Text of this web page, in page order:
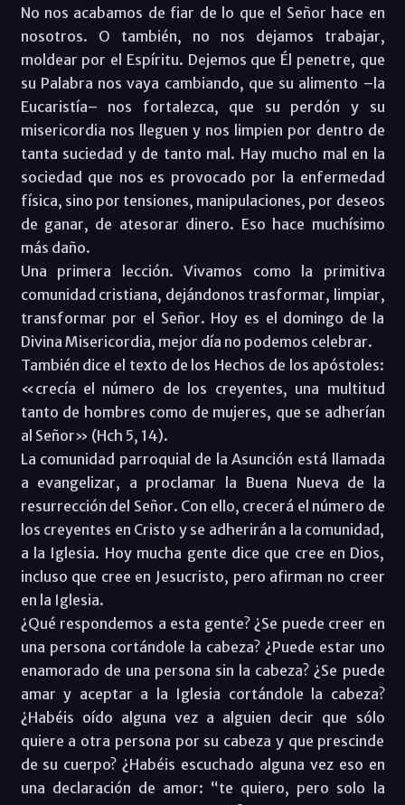
No nos acabamos de fiar de lo que el Señor hace en
nosotros. O también, no nos dejamos trabajar,
moldear por el Espíritu. Dejemos que Él penetre, que
su Palabra nos vaya cambiando, que su alimento –la
Eucaristía– nos fortalezca, que su perdón y su
misericordia nos lleguen y nos limpien por dentro de
tanta suciedad y de tanto mal. Hay mucho mal en la
sociedad que nos es provocado por la enfermedad
física, sino por tensiones, manipulaciones, por deseos
de ganar, de atesorar dinero. Eso hace muchísimo
más daño.
Una primera lección. Vivamos como la primitiva
comunidad cristiana, dejándonos trasformar, limpiar,
transformar por el Señor. Hoy es el domingo de la
Divina Misericordia, mejor día no podemos celebrar.
También dice el texto de los Hechos de los apóstoles:
«crecía el número de los creyentes, una multitud
tanto de hombres como de mujeres, que se adherían
al Señor» (Hch 5, 14).
La comunidad parroquial de la Asunción está llamada
a evangelizar, a proclamar la Buena Nueva de la
resurrección del Señor. Con ello, crecerá el número de
los creyentes en Cristo y se adherirán a la comunidad,
a la Iglesia. Hoy mucha gente dice que cree en Dios,
incluso que cree en Jesucristo, pero afirman no creer
en la Iglesia.
¿Qué respondemos a esta gente? ¿Se puede creer en
una persona cortándole la cabeza? ¿Puede estar uno
enamorado de una persona sin la cabeza? ¿Se puede
amar y aceptar a la Iglesia cortándole la cabeza?
¿Habéis oído alguna vez a alguien decir que sólo
quiere a otra persona por su cabeza y que prescinde
de su cuerpo? ¿Habéis escuchado alguna vez eso en
una declaración de amor: “te quiero, pero solo la